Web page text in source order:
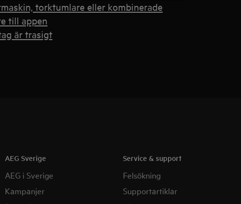
torktumlare eller kombinerade
till appen
är trasigt
AEG Sverige
AEG i Sverige
Kampanjer
Service & support
Felsökning
Supportartiklar